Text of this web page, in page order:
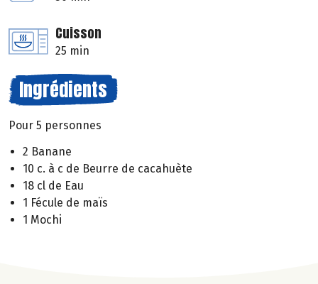
Cuisson
25 min
Ingrédients
Pour 5 personnes
2 Banane
10 c. à c de Beurre de cacahuète
18 cl de Eau
1 Fécule de maïs
1 Mochi